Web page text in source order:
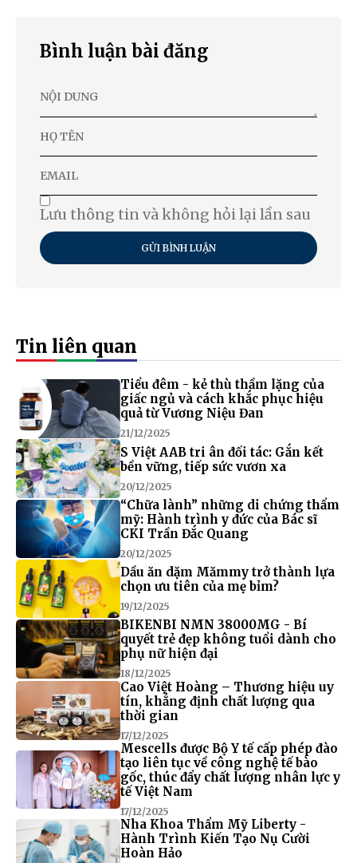
Bình luận bài đăng
Lưu thông tin và không hỏi lại lần sau
GỬI BÌNH LUẬN
Tin liên quan
Tiểu đêm - kẻ thù thầm lặng của
giấc ngủ và cách khắc phục hiệu
quả từ Vương Niệu Đan
21/12/2025
S Việt AAB tri ân đối tác: Gắn kết
bền vững, tiếp sức vươn xa
20/12/2025
“Chữa lành” những di chứng thẩm
mỹ: Hành trình y đức của Bác sĩ
CKI Trần Đắc Quang
20/12/2025
Dầu ăn dặm Mămmy trở thành lựa
chọn ưu tiên của mẹ bỉm?
19/12/2025
BIKENBI NMN 38000MG - Bí
quyết trẻ đẹp không tuổi dành cho
phụ nữ hiện đại
18/12/2025
Cao Việt Hoàng – Thương hiệu uy
tín, khẳng định chất lượng qua
thời gian
17/12/2025
Mescells được Bộ Y tế cấp phép đào
tạo liên tục về công nghệ tế bào
gốc, thúc đẩy chất lượng nhân lực y
tế Việt Nam
17/12/2025
Nha Khoa Thẩm Mỹ Liberty -
Hành Trình Kiến Tạo Nụ Cười
Hoàn Hảo